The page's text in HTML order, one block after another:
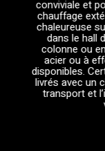
conviviale et
chauffage
chaleureuse
dans le hall
colonne ou
acier ou à
disponibles.
livrés avec un
transport et